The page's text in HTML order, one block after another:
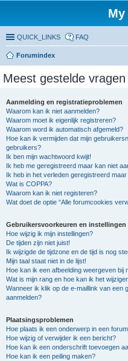
QUICK_LINKS FAQ
Forumindex
Meest gestelde vragen
Aanmelding en registratieproblemen
Waarom kan ik niet aanmelden?
Waarom moet ik eigenlijk registreren?
Waarom word ik automatisch afgemeld?
Hoe kan ik vermijden dat mijn
gebruikers?
Ik ben mijn wachtwoord kwijt!
Ik heb me geregistreerd maar kan niet
Ik heb in het verleden geregistreerd
Wat is COPPA?
Waarom kan ik niet registeren?
Wat doet de optie “Alle forumcookies
Gebruikersvoorkeuren en instellingen
Hoe wijzig ik mijn instellingen?
De tijden zijn niet juist!
Ik wijzigde de tijdzone en de tijd is nog
Mijn taal staat niet in de lijst!
Hoe kan ik een afbeelding weergeven bij
Wat is mijn rang en hoe kan ik het
Wanneer ik klik op de e-maillink van een
aanmelden?
Plaatsingsproblemen
Hoe plaats ik een onderwerp in een
Hoe wijzig of verwijder ik een bericht?
Hoe kan ik een onderschrift toevoegen
Hoe kan ik een peiling maken?